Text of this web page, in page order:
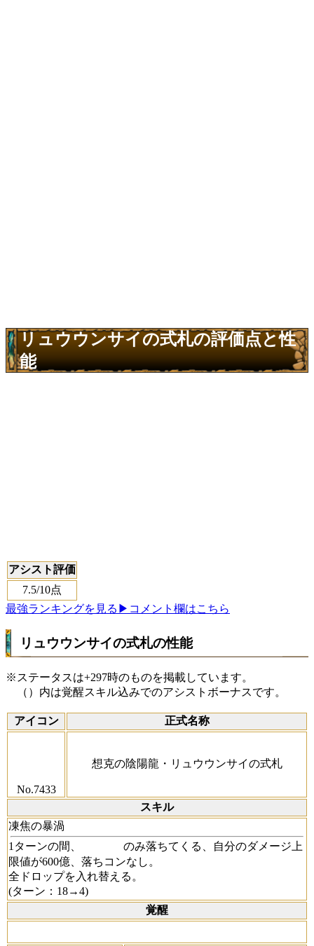
リュウウンサイの式札の評価点と性
能
アシスト評価
7.5/10点
最強ランキングを見る ▶コメント欄はこちら
リュウウンサイの式札の性能
※ステータスは+297時のものを掲載しています。
（）内は覚醒スキル込みでのアシストボーナスです。
アイコン 正式名称
No.7433
想克の陰陽龍・リュウウンサイの式札
スキル
凍焦の暴渦
1ターンの間、
のみ落ちてくる、自分のダメージ上
限値が600億、落ちコンなし。
全ドロップを入れ替える。
(ターン：18→4)
覚醒